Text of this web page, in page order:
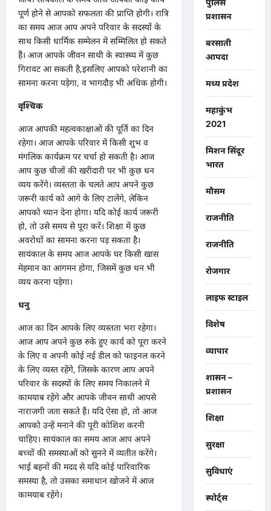
पूर्ण होने से आपको सफलता की प्राप्ति होगी। रात्रि
का समय आज आप अपने परिवार के सदस्यों के
साथ किसी धार्मिक सम्मेलन में सम्मिलित हो सकते
हैं। आज आपके जीवन साथी के स्वास्थ्य में कुछ
गिरावट आ सकती है,इसलिए आपको परेशानी का
सामना करना पड़ेगा, व भागदौड़ भी अधिक होगी।
वृश्चिक
आज आपकी महत्वकाक्षाओं की पूर्ति का दिन
रहेगा। आज आपके परिवार में किसी शुभ व
मंगलिक कार्यक्रम पर चर्चा हो सकती है। आज
आप कुछ चीजों की खरीदारी पर भी कुछ धन
व्यय करेंगे। व्यस्तता के चलते आप अपने कुछ
जरूरी कार्य को आगे के लिए टालेंगे, लेकिन
आपको ध्यान देना होगा। यदि कोई कार्य जरूरी
हो, तो उसे समय से पूरा करें। शिक्षा में कुछ
अवरोधों का सामना करना पड़ सकता है।
सायंकाल के समय आज आपके घर किसी खास
मेहमान का आगमन होगा, जिसमें कुछ धन भी
व्यय करना पड़ेगा।
धनु
आज का दिन आपके लिए व्यस्तता भरा रहेगा।
आज आप अपने कुछ रुके हुए कार्य को पूरा करने
के लिए व अपनी कोई नई डील को फाइनल करने
के लिए व्यस्त रहेंगे, जिसके कारण आप अपने
परिवार के सदस्यों के लिए समय निकालने में
कामयाब रहेंगे और आपके जीवन साथी आपसे
नाराजगी जता सकते हैं। यदि ऐसा हो, तो आज
आपको उन्हें मनाने की पूरी कोशिश करनी
चाहिए। सायंकाल का समय आज आप अपने
बच्चों की समस्याओं को सुनने में व्यतीत करेंगे।
भाई बहनों की मदद से यदि कोई पारिवारिक
समस्या है, तो उसका समाधान खोजने में आज
कामयाब रहेंगे।
पुलिस
प्रशासन
बरसाती
आपदा
मध्य प्रदेश
महाकुंभ
2021
मिशन सिंदूर
भारत
मौसम
राजनीति
राजनीति
रोजगार
लाइफ स्टाइल
विशेष
व्यापार
शासन –
प्रशासन
शिक्षा
सुरक्षा
सुविधाएं
स्पोर्ट्स